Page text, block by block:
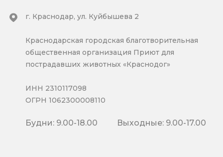
г. Краснодар, ул. Куйбышева 2
Краснодарская городская благотворительная
общественная организация Приют для
пострадавших животных «Краснодог»
ИНН 2310117098
ОГРН 1062300008110
Будни: 9.00-18.00 Выходные: 9.00-17.00